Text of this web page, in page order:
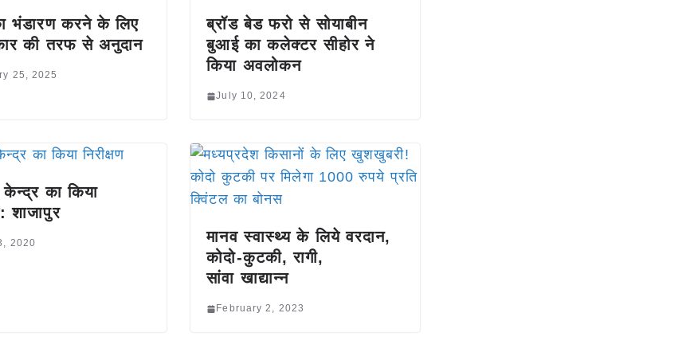
भंडारण करने के लिए
की तरफ से अनुदान
25, 2025
ब्रॉड बेड फरो से सोयाबीन
बुआई का कलेक्टर सीहोर ने
किया अवलोकन
July 10, 2024
केन्द्र का किया
शाजापुर
2020
मानव स्वास्थ्य के लिये वरदान,
कोदो-कुटकी, रागी,
सांवा खाद्यान्न
February 2, 2023